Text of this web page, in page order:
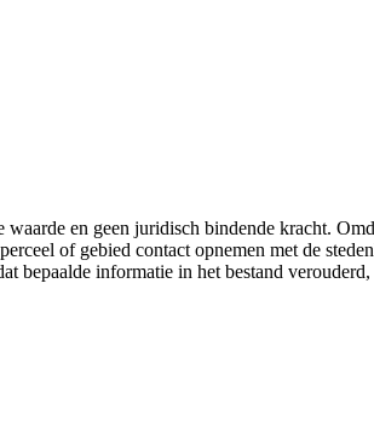
en geen juridisch bindende kracht.
of gebied contact opnemen met de
bepaalde informatie in het bestand